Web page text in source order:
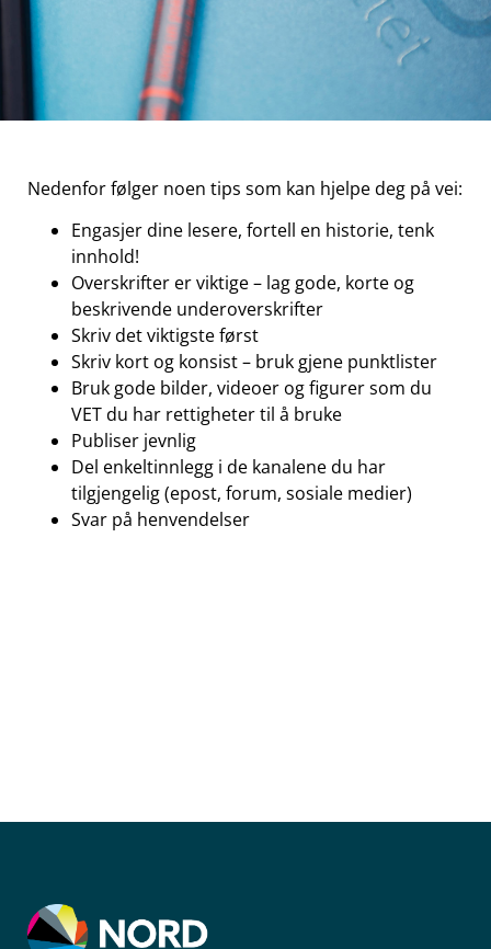
Nedenfor følger noen tips som kan hjelpe deg på vei:
Engasjer dine lesere, fortell en historie, tenk
innhold!
Overskrifter er viktige – lag gode, korte og
beskrivende underoverskrifter
Skriv det viktigste først
Skriv kort og konsist – bruk gjene punktlister
Bruk gode bilder, videoer og figurer som du
VET du har rettigheter til å bruke
Publiser jevnlig
Del enkeltinnlegg i de kanalene du har
tilgjengelig (epost, forum, sosiale medier)
Svar på henvendelser